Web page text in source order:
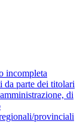
incompleta
da parte dei titolari
di
provinciali